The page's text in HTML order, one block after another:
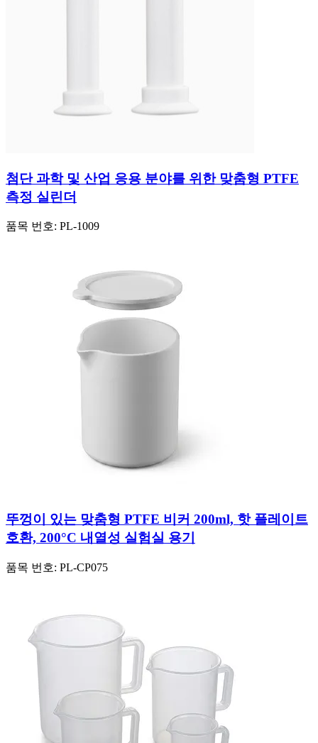
첨단 과학 및 산업 응용 분야를 위한 맞춤형 PTFE
측정 실린더
품목 번호: PL-1009
뚜껑이 있는 맞춤형 PTFE 비커 200ml, 핫 플레이트
호환, 200°C 내열성 실험실 용기
품목 번호: PL-CP075